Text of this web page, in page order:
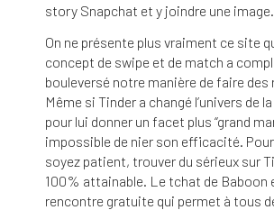
story Snapchat et y joindre une image.
On ne présente plus vraiment ce site
concept de swipe et de match a
bouleversé notre manière de faire des
Même si Tinder a changé l’univers de
pour lui donner un facet plus “grand
impossible de nier son efficacité.
soyez patient, trouver du sérieux sur
100% attainable. Le tchat de Baboon
rencontre gratuite qui permet à tous